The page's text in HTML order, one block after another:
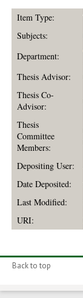
Item Type:
Subjects:
Department:
Thesis Advisor:
Thesis Co-
Advisor:
Thesis
Committee
Members:
Depositing User:
Date Deposited:
Last Modified:
URI:
Back to top